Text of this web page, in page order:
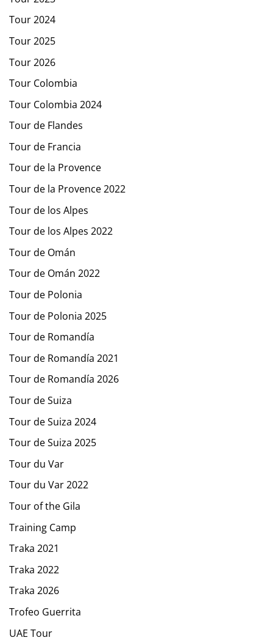
Tour 2024
Tour 2025
Tour 2026
Tour Colombia
Tour Colombia 2024
Tour de Flandes
Tour de Francia
Tour de la Provence
Tour de la Provence 2022
Tour de los Alpes
Tour de los Alpes 2022
Tour de Omán
Tour de Omán 2022
Tour de Polonia
Tour de Polonia 2025
Tour de Romandía
Tour de Romandía 2021
Tour de Romandía 2026
Tour de Suiza
Tour de Suiza 2024
Tour de Suiza 2025
Tour du Var
Tour du Var 2022
Tour of the Gila
Training Camp
Traka 2021
Traka 2022
Traka 2026
Trofeo Guerrita
UAE Tour